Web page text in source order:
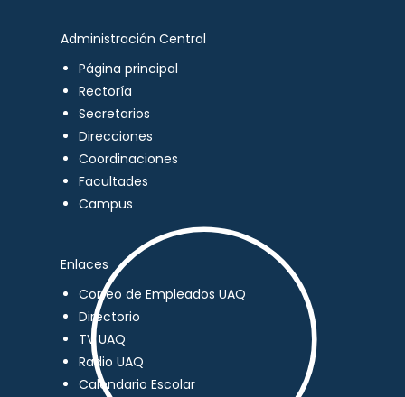
Administración Central
Página principal
Rectoría
Secretarios
Direcciones
Coordinaciones
Facultades
Campus
Enlaces
Correo de Empleados UAQ
Directorio
TV UAQ
Radio UAQ
Calendario Escolar